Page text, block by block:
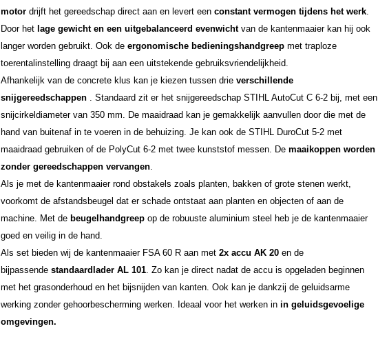
motor drijft het gereedschap direct aan en levert een constant vermogen tijdens het werk.
Door het lage gewicht en een uitgebalanceerd evenwichtvan de kantenmaaier kan hij ook
langer worden gebruikt. Ook de ergonomische bedieningshandgreep met traploze
toerentalinstelling draagt bij aan een uitstekende gebruiksvriendelijkheid.
Afhankelijk van de concrete klus kan je kiezen tussen drie verschillende
snijgereedschappen . Standaard zit er het snijgereedschap STIHL AutoCut C 6-2 bij, met een
snijcirkeldiameter van 350 mm. De maaidraad kan je gemakkelijk aanvullen door die met de
hand van buitenaf in te voeren in de behuizing. Je kan ook de STIHL DuroCut 5-2 met
maaidraad gebruiken of de PolyCut 6-2 met twee kunststof messen. De maaikoppen worden
zonder gereedschappen vervangen.
Als je met de kantenmaaier rond obstakels zoals planten, bakken of grote stenen werkt,
voorkomt de afstandsbeugel dat er schade ontstaat aan planten en objecten of aan de
machine. Met de beugelhandgreep op de robuuste aluminium steel heb je de kantenmaaier
goed en veilig in de hand.
Als set bieden wij de kantenmaaier FSA 60 R aan met 2x accu AK 20 en de
bijpassende standaardlader AL 101. Zo kan je direct nadat de accu is opgeladen beginnen
met het grasonderhoud en het bijsnijden van kanten. Ook kan je dankzij de geluidsarme
werking zonder gehoorbescherming werken. Ideaal voor het werken in in geluidsgevoelige
omgevingen.